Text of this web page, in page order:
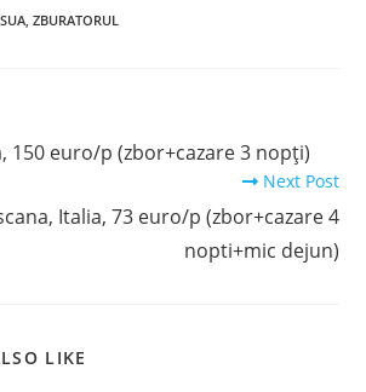
SUA, ZBURATORUL
150 euro/p (zbor+cazare 3 nopți)
Next Post
Italia, 73 euro/p (zbor+cazare 4
nopti+mic dejun)
LIKE